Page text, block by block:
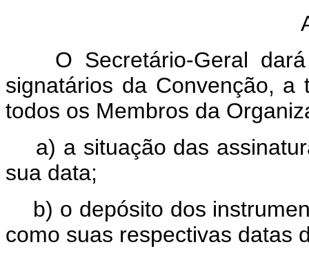
O Secretário-Geral dará
signatários da Convenção,
todos os Membros da
a) a situação das
sua data;
b) o depósito dos
como suas respectivas datas